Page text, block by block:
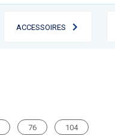
ACCESSOIRES
76 104